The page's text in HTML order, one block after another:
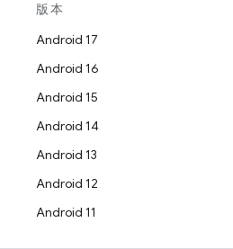
版本
Android 17
Android 16
Android 15
Android 14
Android 13
Android 12
Android 11